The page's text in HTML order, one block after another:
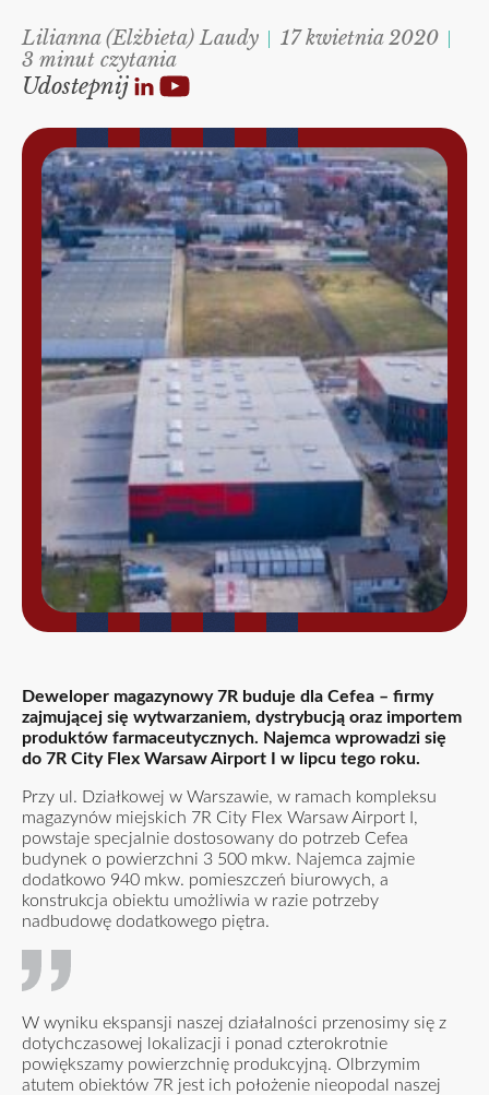
Lilianna (Elżbieta) Laudy
17 kwietnia 2020
3 minut czytania
Udostepnij
Deweloper magazynowy 7R buduje dla Cefea – firmy
zajmującej się wytwarzaniem, dystrybucją oraz importem
produktów farmaceutycznych. Najemca wprowadzi się
do 7R City Flex Warsaw Airport I w lipcu tego roku.
Przy ul. Działkowej w Warszawie, w ramach kompleksu
magazynów miejskich 7R City Flex Warsaw Airport I,
powstaje specjalnie dostosowany do potrzeb Cefea
budynek o powierzchni 3 500 mkw. Najemca zajmie
dodatkowo 940 mkw. pomieszczeń biurowych, a
konstrukcja obiektu umożliwia w razie potrzeby
nadbudowę dodatkowego piętra.
W wyniku ekspansji naszej działalności przenosimy się z
dotychczasowej lokalizacji i ponad czterokrotnie
powiększamy powierzchnię produkcyjną. Olbrzymim
atutem obiektów 7R jest ich położenie nieopodal naszej